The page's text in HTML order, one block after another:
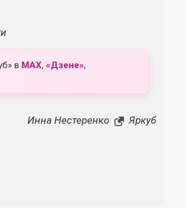
в MAX, «Дзене»,
Инна Нестеренко Яркуб